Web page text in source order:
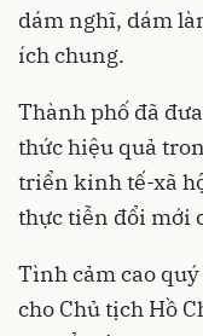
dám nghĩ, dám
ích chung.
Thành phố đã
thức hiệu quả
triển kinh tế-xã
thực tiễn đổi mới
Tình cảm cao
cho Chủ tịch Hồ